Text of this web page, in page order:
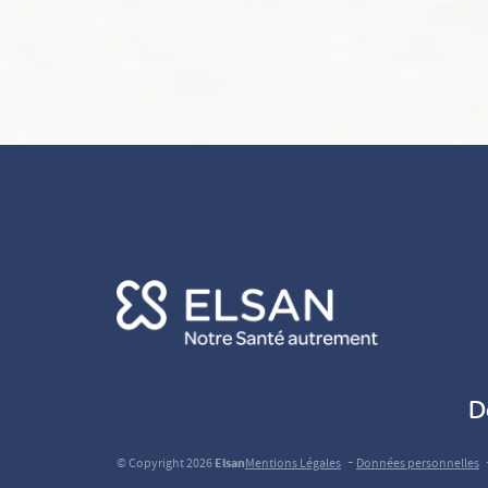
© Copyright 2026ElsanMentions Légales -Données personnelles